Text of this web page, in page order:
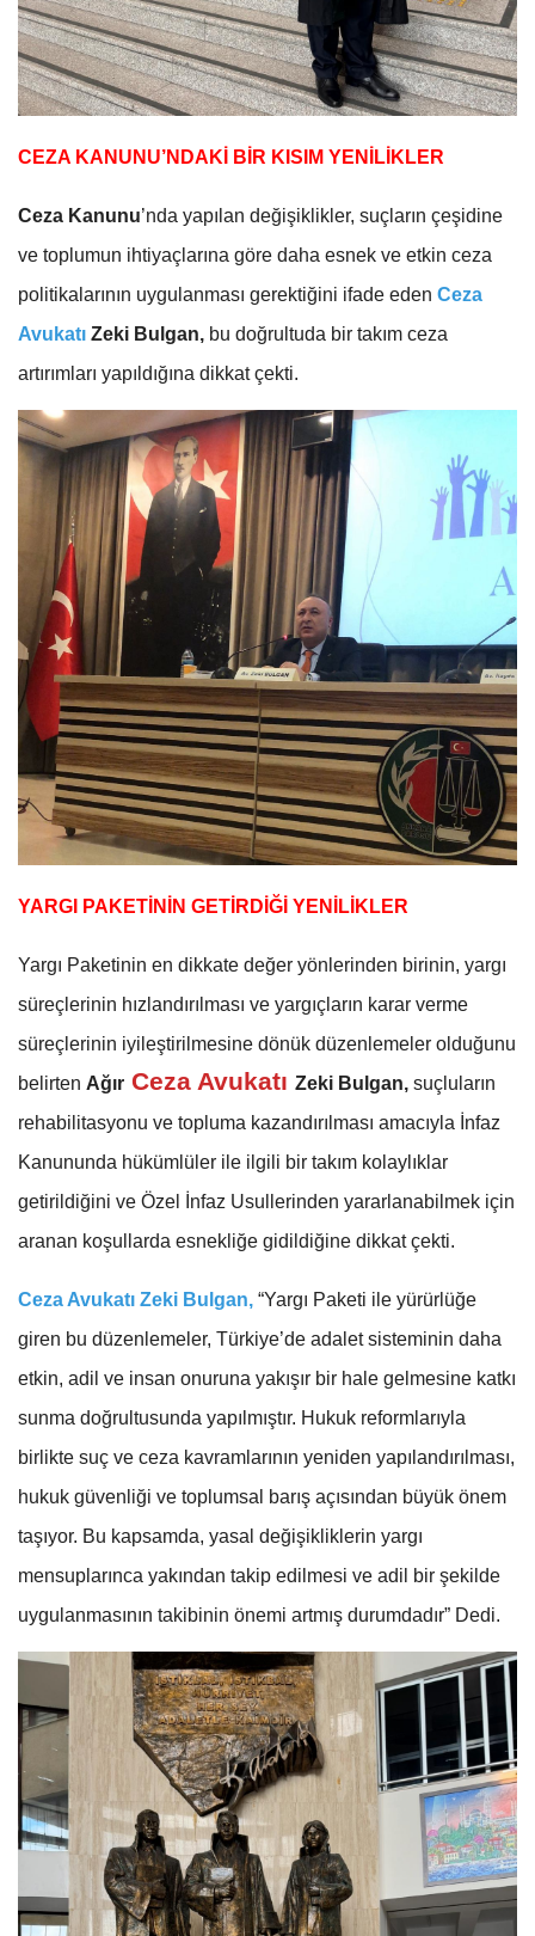
CEZA KANUNU’NDAKİ BİR KISIM YENİLİKLER
Ceza Kanunu’nda yapılan değişiklikler, suçların çeşidine
ve toplumun ihtiyaçlarına göre daha esnek ve etkin ceza
politikalarının uygulanması gerektiğini ifade eden Ceza
Avukatı Zeki Bulgan, bu doğrultuda bir takım ceza
artırımları yapıldığına dikkat çekti.
YARGI PAKETİNİN GETİRDİĞİ YENİLİKLER
Yargı Paketinin en dikkate değer yönlerinden birinin, yargı
süreçlerinin hızlandırılması ve yargıçların karar verme
süreçlerinin iyileştirilmesine dönük düzenlemeler olduğunu
belirten Ağır Ceza Avukatı Zeki Bulgan, suçluların
rehabilitasyonu ve topluma kazandırılması amacıyla İnfaz
Kanununda hükümlüler ile ilgili bir takım kolaylıklar
getirildiğini ve Özel İnfaz Usullerinden yararlanabilmek için
aranan koşullarda esnekliğe gidildiğine dikkat çekti.
Ceza Avukatı Zeki Bulgan, “Yargı Paketi ile yürürlüğe
giren bu düzenlemeler, Türkiye’de adalet sisteminin daha
etkin, adil ve insan onuruna yakışır bir hale gelmesine katkı
sunma doğrultusunda yapılmıştır. Hukuk reformlarıyla
birlikte suç ve ceza kavramlarının yeniden yapılandırılması,
hukuk güvenliği ve toplumsal barış açısından büyük önem
taşıyor. Bu kapsamda, yasal değişikliklerin yargı
mensuplarınca yakından takip edilmesi ve adil bir şekilde
uygulanmasının takibinin önemi artmış durumdadır” Dedi.